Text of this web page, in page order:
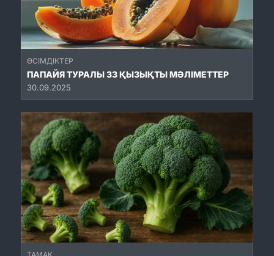
ӨСІМДІКТЕР
ПАПАЙЯ ТУРАЛЫ 33 ҚЫЗЫҚТЫ МӘЛІМЕТТЕР
30.09.2025